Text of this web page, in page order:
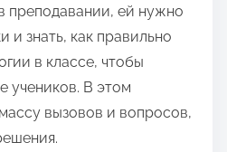
преподавании, ей нужно
и знать, как правильно
в классе, чтобы
учеников. В этом
вызовов и вопросов,